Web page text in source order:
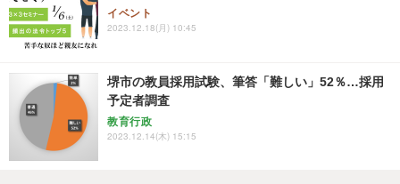
イベント
2023.12.18(月) 10:45
堺市の教員採用試験、筆答「難しい」52％…採用
予定者調査
教育行政
2023.12.14(木) 15:15